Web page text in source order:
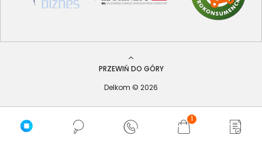
1
PRZEWIŃ DO GÓRY
Delkom © 2026